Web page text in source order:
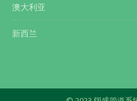
澳大利亚
新西兰